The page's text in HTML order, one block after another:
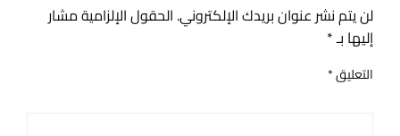
لن يتم نشر عنوان بريدك الإلكتروني. الحقول الإلزامية مشار
إليها بـ*
التعليق*